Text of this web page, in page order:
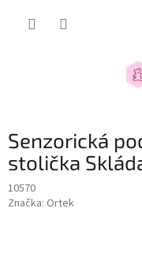
Senzorická
stolička
10570
Značka: Ortek